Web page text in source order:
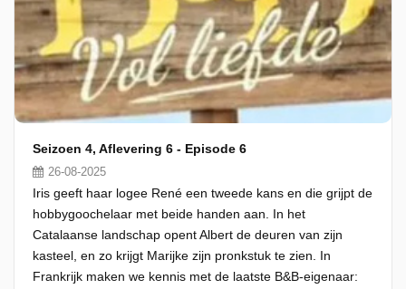
Seizoen 4, Aflevering 6 - Episode 6
26-08-2025
Iris geeft haar logee René een tweede kans en die grijpt de
hobbygoochelaar met beide handen aan. In het
Catalaanse landschap opent Albert de deuren van zijn
kasteel, en zo krijgt Marijke zijn pronkstuk te zien. In
Frankrijk maken we kennis met de laatste B&B-eigenaar: